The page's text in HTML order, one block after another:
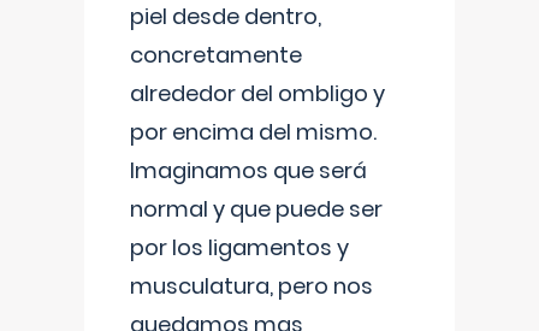
piel desde dentro,
concretamente
alrededor del ombligo y
por encima del mismo.
Imaginamos que será
normal y que puede ser
por los ligamentos y
musculatura, pero nos
quedamos mas